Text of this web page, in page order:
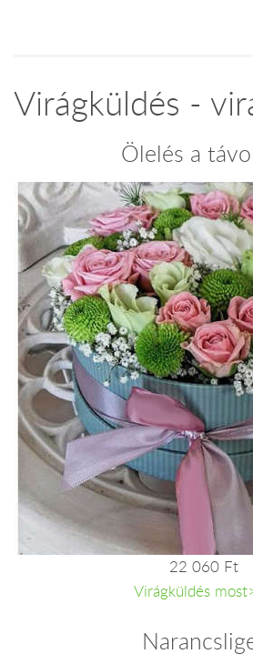
Virágküldés -
Ölelés a
22 060 Ft
Virágküldés